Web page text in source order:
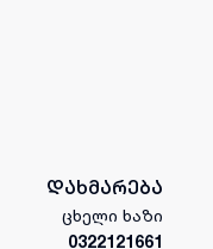
დახმარება
ცხელი ხაზი
0322121661